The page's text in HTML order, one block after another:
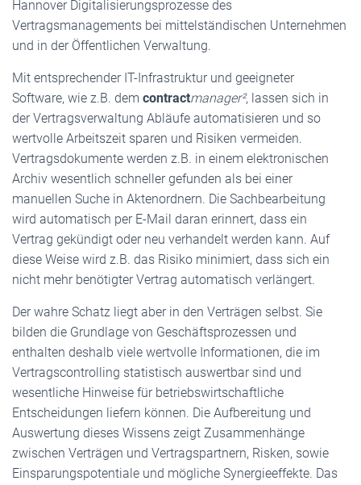
Hannover Digitalisierungsprozesse des
Vertragsmanagements bei mittelständischen Unternehmen
und in der Öffentlichen Verwaltung.
Mit entsprechender IT-Infrastruktur und geeigneter
Software, wie z.B. dem contractmanager², lassen sich in
der Vertragsverwaltung Abläufe automatisieren und so
wertvolle Arbeitszeit sparen und Risiken vermeiden.
Vertragsdokumente werden z.B. in einem elektronischen
Archiv wesentlich schneller gefunden als bei einer
manuellen Suche in Aktenordnern. Die Sachbearbeitung
wird automatisch per E-Mail daran erinnert, dass ein
Vertrag gekündigt oder neu verhandelt werden kann. Auf
diese Weise wird z.B. das Risiko minimiert, dass sich ein
nicht mehr benötigter Vertrag automatisch verlängert.
Der wahre Schatz liegt aber in den Verträgen selbst. Sie
bilden die Grundlage von Geschäftsprozessen und
enthalten deshalb viele wertvolle Informationen, die im
Vertragscontrolling statistisch auswertbar sind und
wesentliche Hinweise für betriebswirtschaftliche
Entscheidungen liefern können. Die Aufbereitung und
Auswertung dieses Wissens zeigt Zusammenhänge
zwischen Verträgen und Vertragspartnern, Risken, sowie
Einsparungspotentiale und mögliche Synergieeffekte. Das